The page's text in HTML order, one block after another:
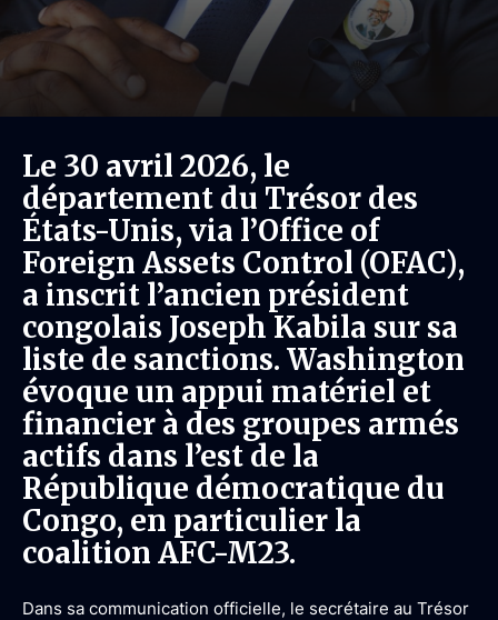
Le 30 avril 2026, le
département du Trésor des
États-Unis, via l’Office of
Foreign Assets Control (OFAC),
a inscrit l’ancien président
congolais Joseph Kabila sur sa
liste de sanctions. Washington
évoque un appui matériel et
financier à des groupes armés
actifs dans l’est de la
République démocratique du
Congo, en particulier la
coalition AFC-M23.
Dans sa communication officielle, le secrétaire au Trésor